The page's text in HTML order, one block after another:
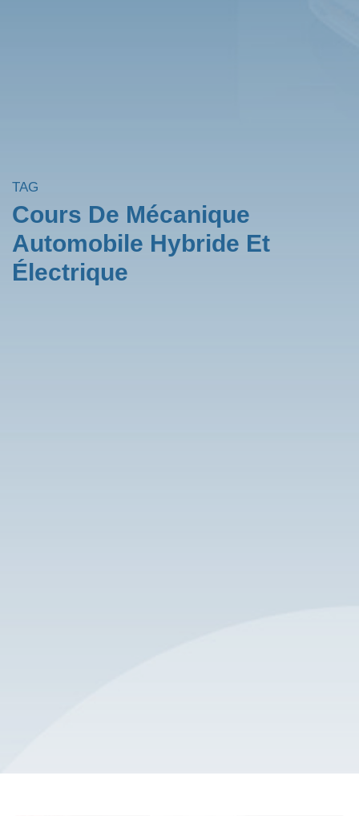
TAG
Cours De Mécanique
Automobile Hybride Et
Électrique